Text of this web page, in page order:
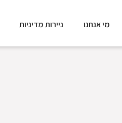
מי אנחנו ניירות מדיניות